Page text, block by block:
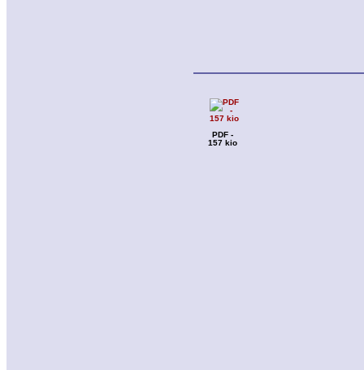
PDF -
157 kio